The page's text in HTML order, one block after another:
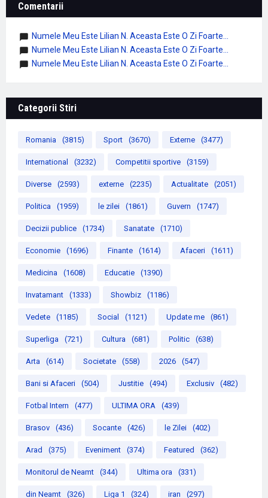
Comentarii
Numele Meu Este Lilian N. Aceasta Este O Zi Foarte...
Numele Meu Este Lilian N. Aceasta Este O Zi Foarte...
Numele Meu Este Lilian N. Aceasta Este O Zi Foarte...
Categorii Stiri
Romania (3815) Sport (3670) Externe (3477)
International (3232) Competitii sportive (3159)
Diverse (2593) externe (2235) Actualitate (2051)
Politica (1959) le zilei (1861) Guvern (1747)
Decizii publice (1734) Sanatate (1710)
Economie (1696) Finante (1614) Afaceri (1611)
Medicina (1608) Educatie (1390)
Invatamant (1333) Showbiz (1186)
Vedete (1185) Social (1121) Update me (861)
Superliga (721) Cultura (681) Politic (638)
Arta (614) Societate (558) 2026 (547)
Bani si Afaceri (504) Justitie (494) Exclusiv (482)
Fotbal Intern (477) ULTIMA ORA (439)
Brasov (436) Socante (426) le Zilei (402)
Arad (375) Eveniment (374) Featured (362)
Monitorul de Neamt (344) Ultima ora (331)
din Neamt (326) Liga 1 (324) iran (297)